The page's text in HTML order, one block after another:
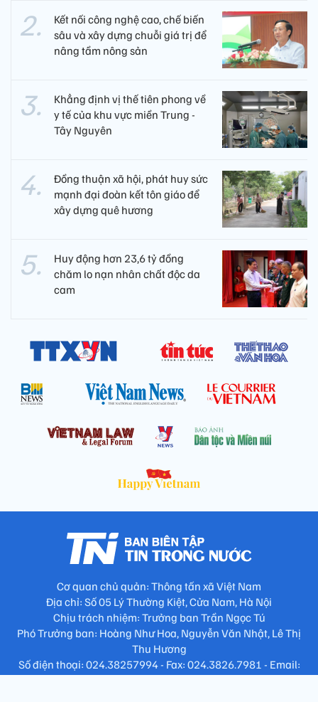
Kết nối công nghệ cao, chế biến
sâu và xây dựng chuỗi giá trị để
nâng tầm nông sản
Khẳng định vị thế tiên phong về
y tế của khu vực miền Trung -
Tây Nguyên ​
Đồng thuận xã hội, phát huy sức
mạnh đại đoàn kết tôn giáo để
xây dựng quê hương
Huy động hơn 23,6 tỷ đồng
chăm lo nạn nhân chất độc da
cam
Cơ quan chủ quản: Thông tấn xã Việt Nam
Địa chỉ: Số 05 Lý Thường Kiệt, Cửa Nam, Hà Nội
Chịu trách nhiệm: Trưởng ban Trần Ngọc Tú
Phó Trưởng ban: Hoàng Như Hoa, Nguyễn Văn Nhật, Lê Thị
Thu Hương
Số điện thoại: 024.38257994 - Fax: 024.3826.7981 - Email: